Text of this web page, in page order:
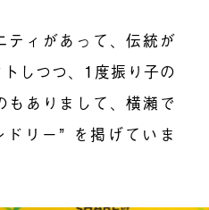
ティがあって、伝統が
しつつ、1度振り子の
もありまして、横瀬で
リー” を掲げていま